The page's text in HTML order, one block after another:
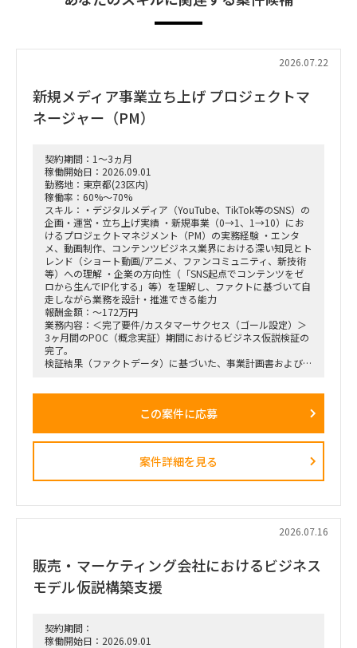
2026.07.22
新規メディア事業立ち上げ プロジェクトマ
ネージャー（PM）
契約期間：1～3ヵ月
稼働開始日：2026.09.01
勤務地：東京都(23区内)
稼働率：60%～70%
スキル：・デジタルメディア（YouTube、TikTok等のSNS）の
企画・運営・立ち上げ実績 ・新規事業（0→1、1→10）にお
けるプロジェクトマネジメント（PM）の実務経験 ・エンタ
メ、動画制作、コンテンツビジネス業界における深い知見とト
レンド（ショート動画/アニメ、ファンコミュニティ、新技術
等）への理解 ・企業の方向性（「SNS起点でコンテンツをゼ
ロから生んでIP化する」等）を理解し、ファクトに基づいて自
走しながら業務を設計・推進できる能力
報酬金額：～172万円
業務内容：＜完了要件/カスタマーサクセス（ゴール設定）＞
3ヶ月間のPOC（概念実証）期間におけるビジネス仮説検証の
完了。
検証結果（ファクトデータ）に基づいた、事業計画書および市
・稟議通過後の実務（POCフェーズ）におけるプロジェクト
・3ヶ月間の検証マイルストーン（ガントチャート等）の設計
・市場調査、ヒアリング対象（パートナー等）の調査・選定・
実行。
デート。
・事業計画、ターゲット層の選定、市場規模の再見直し。
・週1回または隔週1回程度の定例ミーティングへの参加、お
この案件に応募
案件詳細を見る
2026.07.16
販売・マーケティング会社におけるビジネス
モデル仮説構築支援
契約期間：
稼働開始日：2026.09.01